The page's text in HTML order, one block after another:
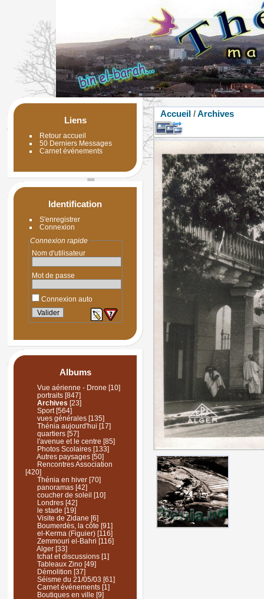
Liens
Retour accueil
50 Derniers Messages
Carnet événements
Identification
S'enregistrer
Connexion
Connexion rapide
Nom d'utilisateur
Mot de passe
Connexion auto
Albums
Vue aérienne - Drone [10]
portraits[847]
Archives [23]
Sport[564]
vues générales[135]
Thénia aujourd'hui [17]
quartiers[57]
l'avenue et le centre [85]
Photos Scolaires[133]
Autres paysages[50]
Rencontres Association
[420]
Thénia en hiver[70]
panoramas[42]
coucher de soleil [10]
Londres[42]
le stade [19]
Visite de Zidane [6]
Boumerdès, la côte [91]
el-Kerma (Figuier)[116]
Zemmouri el-Bahri [116]
Alger[33]
tchat et discussions[1]
Tableaux Zino[49]
Démolition [37]
Séisme du 21/05/03 [61]
Carnet événements[1]
Boutiques en ville [9]
Accueil /Archives